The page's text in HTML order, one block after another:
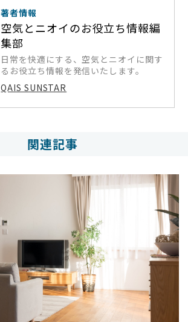
著者情報
空気とニオイのお役立ち情報編
集部
日常を快適にする、空気とニオイに関す
るお役立ち情報を発信いたします。
QAIS SUNSTAR
関連記事